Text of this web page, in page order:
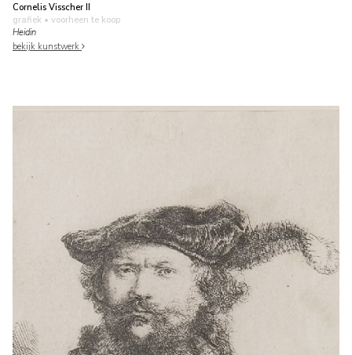
Cornelis Visscher II
grafiek • voorheen te koop
Heidin
bekijk kunstwerk